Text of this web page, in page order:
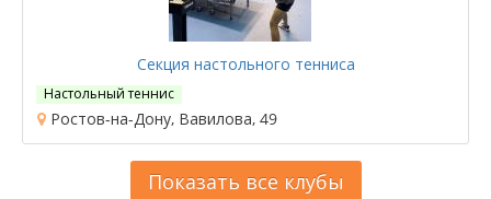
Секция настольного тенниса
Настольный теннис
Ростов-на-Дону, Вавилова, 49
Показать все клубы